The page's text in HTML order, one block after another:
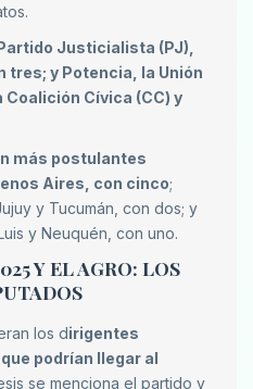
Justicialista (PJ),
tres; y Potencia, la Unión
Coalición Cívica (CC) y
más postulantes
Aires, con cinco;
y Tucumán, con dos; y
y Neuquén, con uno.
Y EL AGRO: LOS
los dirigentes
podrían llegar al
se menciona el partido y